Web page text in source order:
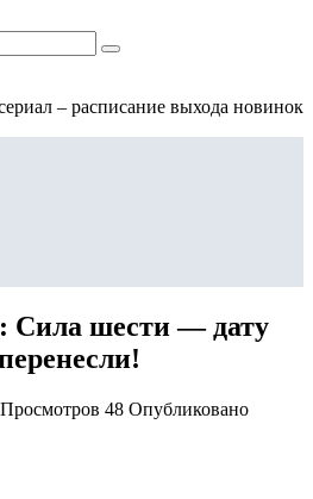
– расписание выхода новинок
шести — дату
Просмотров 48 Опубликовано